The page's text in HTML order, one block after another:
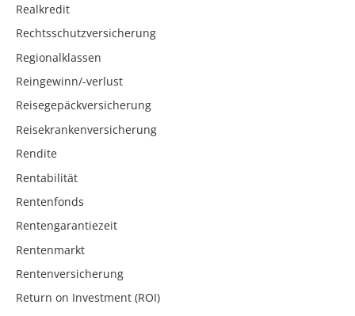
Realkredit
Rechtsschutzversicherung
Regionalklassen
Reingewinn/-verlust
Reisegepäckversicherung
Reisekrankenversicherung
Rendite
Rentabilität
Rentenfonds
Rentengarantiezeit
Rentenmarkt
Rentenversicherung
Return on Investment (ROI)